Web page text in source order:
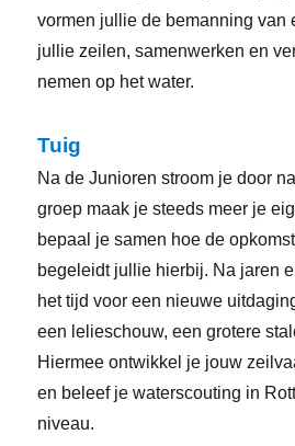
vormen jullie de bemanning van
jullie zeilen, samenwerken en
nemen op het water.
Tuig
Na de Junioren stroom je door
groep maak je steeds meer je
bepaal je samen hoe de
begeleidt jullie hierbij. Na jaren
het tijd voor een nieuwe
een lelieschouw, een grotere
Hiermee ontwikkel je jouw
en beleef je waterscouting in
niveau.